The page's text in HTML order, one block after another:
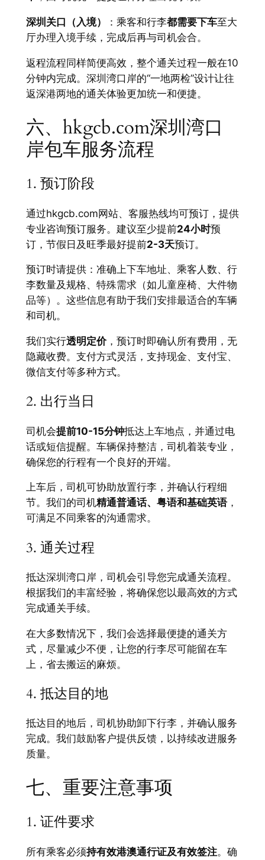
深圳关口（入境） ：乘客和行李都需要下车至大
厅办理入境手续，完成后再与司机会合。
返程流程同样简便高效，整个通关过程一般在10
分钟内完成。深圳湾口岸的“一地两检”设计让往
返深港两地的通关体验更加统一和便捷。
六、hkgcb.com深圳湾口
岸包车服务流程
1. 预订阶段
通过hkgcb.com网站、客服热线均可预订，提供
专业咨询预订服务。建议至少提前24小时预
订，节假日及旺季最好提前2-3天预订。
预订时请提供：准确上下车地址、乘客人数、行
李数量及规格、特殊需求（如儿童座椅、大件物
品等）。这些信息有助于我们安排最适合的车辆
和司机。
我们实行透明定价，预订时即确认所有费用，无
隐藏收费。支付方式灵活，支持现金、支付宝、
微信支付等多种方式。
2. 出行当日
司机会提前10-15分钟抵达上车地点，并通过电
话或短信提醒。车辆保持整洁，司机着装专业，
确保您的行程有一个良好的开端。
上车后，司机可协助放置行李，并确认行程细
节。我们的司机精通普通话、粤语和基础英语，
可满足不同乘客的沟通需求。
3. 通关过程
抵达深圳湾口岸，司机会引导您完成通关流程。
根据我们的丰富经验，将确保您以最高效的方式
完成通关手续。
在大多数情况下，我们会选择最便捷的通关方
式，尽量减少不便，让您的行李尽可能留在车
上，省去搬运的麻烦。
4. 抵达目的地
抵达目的地后，司机协助卸下行李，并确认服务
完成。我们鼓励客户提供反馈，以持续改进服务
质量。
七、重要注意事项
1. 证件要求
所有乘客必须持有效港澳通行证及有效签注。确